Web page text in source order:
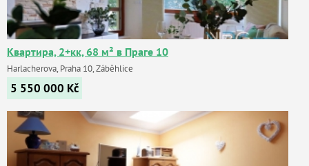
Квартира, 2+кк, 68 м² в Праге 10
Harlacherova, Praha 10, Záběhlice
5 550 000 Kč